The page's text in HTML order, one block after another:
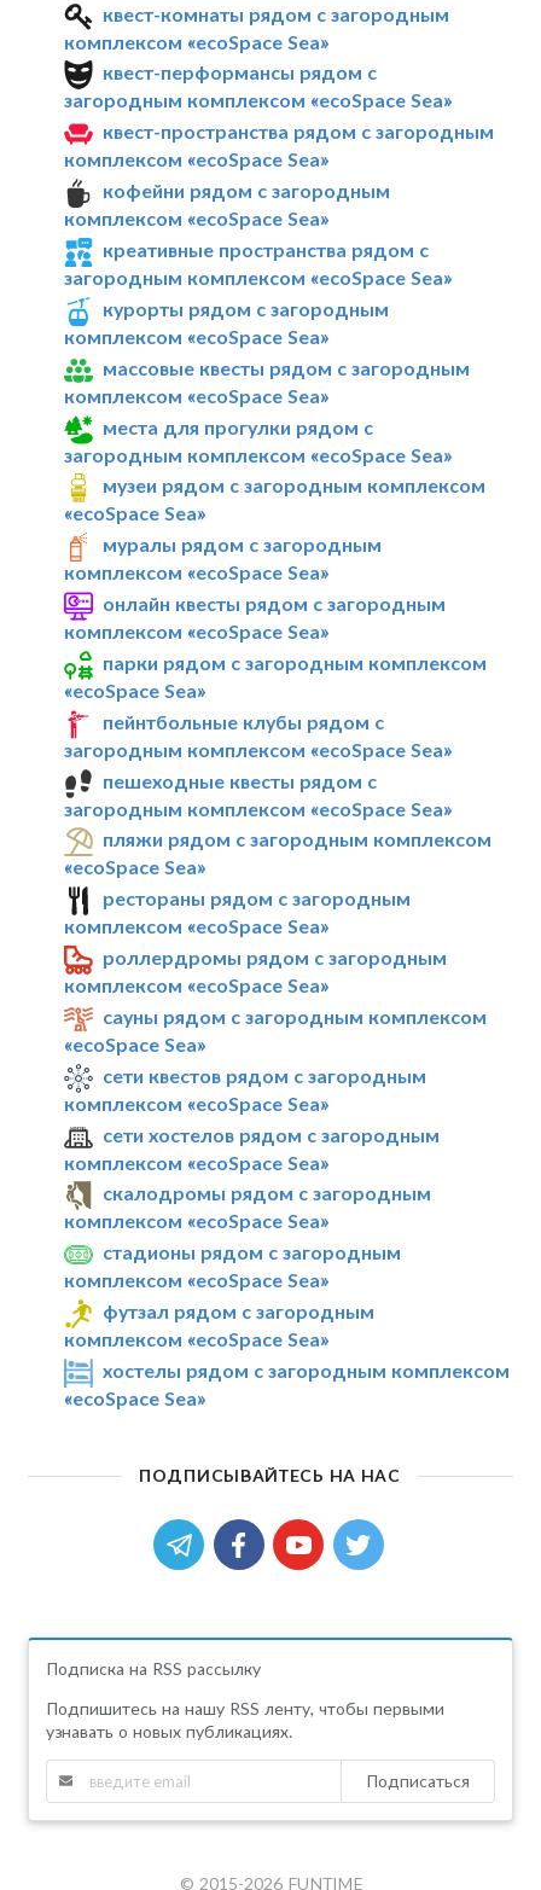
квест-комнаты рядом с загородным
комплексом «ecoSpace Sea»
квест-перформансы рядом с
загородным комплексом «ecoSpace Sea»
квест-пространства рядом с загородным
комплексом «ecoSpace Sea»
кофейни рядом с загородным
комплексом «ecoSpace Sea»
креативные пространства рядом с
загородным комплексом «ecoSpace Sea»
курорты рядом с загородным
комплексом «ecoSpace Sea»
массовые квесты рядом с загородным
комплексом «ecoSpace Sea»
места для прогулки рядом с
загородным комплексом «ecoSpace Sea»
музеи рядом с загородным комплексом
«ecoSpace Sea»
муралы рядом с загородным
комплексом «ecoSpace Sea»
онлайн квесты рядом с загородным
комплексом «ecoSpace Sea»
парки рядом с загородным комплексом
«ecoSpace Sea»
пейнтбольные клубы рядом с
загородным комплексом «ecoSpace Sea»
пешеходные квесты рядом с
загородным комплексом «ecoSpace Sea»
пляжи рядом с загородным комплексом
«ecoSpace Sea»
рестораны рядом с загородным
комплексом «ecoSpace Sea»
роллердромы рядом с загородным
комплексом «ecoSpace Sea»
сауны рядом с загородным комплексом
«ecoSpace Sea»
сети квестов рядом с загородным
комплексом «ecoSpace Sea»
сети хостелов рядом с загородным
комплексом «ecoSpace Sea»
скалодромы рядом с загородным
комплексом «ecoSpace Sea»
стадионы рядом с загородным
комплексом «ecoSpace Sea»
футзал рядом с загородным
комплексом «ecoSpace Sea»
хостелы рядом с загородным комплексом
«ecoSpace Sea»
ПОДПИСЫВАЙТЕСЬ НА НАС
Подписка на RSS рассылку
Подпишитесь на нашу RSS ленту, чтобы первыми
узнавать о новых публикациях.
Подписаться
© 2015-2026 FUNTIME